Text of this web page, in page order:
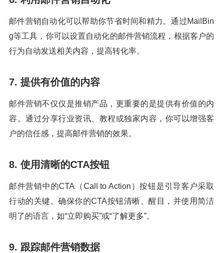
邮件营销自动化可以帮助你节省时间和精力。通过MailBin
g等工具，你可以设置自动化的邮件营销流程，根据客户的
行为自动发送相关内容，提高转化率。
7. 提供有价值的内容
邮件营销不仅仅是推销产品，更重要的是提供有价值的内
容。通过分享行业资讯、教程或独家内容，你可以增强客
户的信任感，提高邮件营销的效果。
8. 使用清晰的CTA按钮
邮件营销中的CTA（Call to Action）按钮是引导客户采取
行动的关键。确保你的CTA按钮清晰、醒目，并使用简洁
明了的语言，如“立即购买”或“了解更多”。
9. 跟踪邮件营销数据